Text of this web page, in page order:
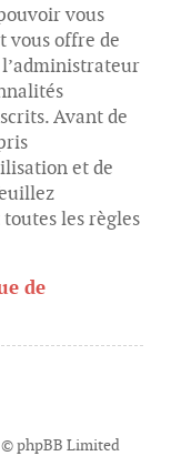
vous
vous offre de
Avant de
et de
les règles
de
phpBB Limited